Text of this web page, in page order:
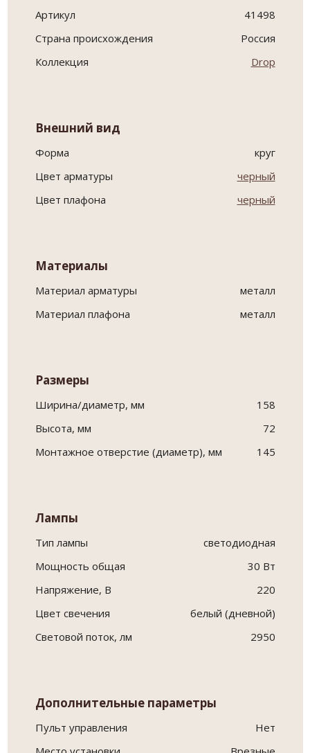
Артикул
41498
Страна происхождения
Россия
Коллекция
Drop
Внешний вид
Форма
круг
Цвет арматуры
черный
Цвет плафона
черный
Материалы
Материал арматуры
металл
Материал плафона
металл
Размеры
Ширина/диаметр, мм
158
Высота, мм
72
Монтажное отверстие (диаметр), мм
145
Лампы
Тип лампы
светодиодная
Мощность общая
30 Вт
Напряжение, В
220
Цвет свечения
белый (дневной)
Световой поток, лм
2950
Дополнительные параметры
Пульт управления
Нет